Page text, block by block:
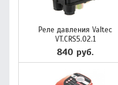
Реле давления Valtec
VT.CRS5.02.1
840 руб.